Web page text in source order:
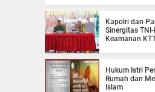
Kapolri dan
Sinergitas
Keamanan
Hukum Istri
Rumah dan
Islam